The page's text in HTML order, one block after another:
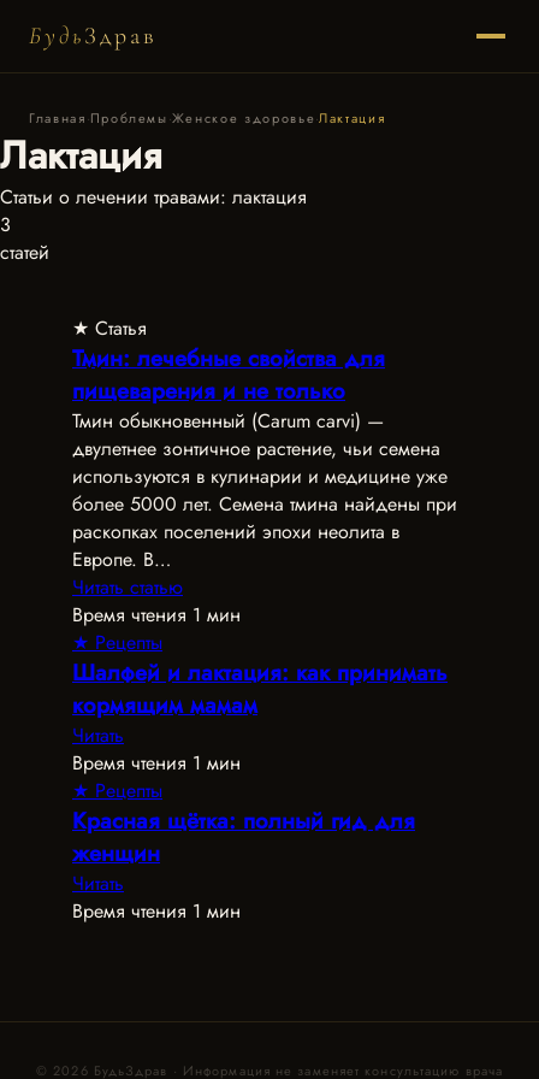
БудьЗдрав
Главная·Проблемы·Женское здоровье·Лактация
Лактация
Статьи о лечении травами: лактация
3
статей
★ Статья
Тмин: лечебные свойства для
пищеварения и не только
Тмин обыкновенный (Carum carvi) —
двулетнее зонтичное растение, чьи семена
используются в кулинарии и медицине уже
более 5000 лет. Семена тмина найдены при
раскопках поселений эпохи неолита в
Европе. В…
Читать статью
Время чтения 1 мин
★ Рецепты
Шалфей и лактация: как принимать
кормящим мамам
Читать
Время чтения 1 мин
★ Рецепты
Красная щётка: полный гид для
женщин
Читать
Время чтения 1 мин
© 2026 БудьЗдрав · Информация не заменяет консультацию врача